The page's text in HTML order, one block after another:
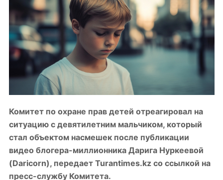
Комитет по охране прав детей отреагировал на
ситуацию с девятилетним мальчиком, который
стал объектом насмешек после публикации
видео блогера-миллионника Дарига Нуркеевой
(Daricorn), передает Turantimes.kz со ссылкой на
пресс-службу Комитета.